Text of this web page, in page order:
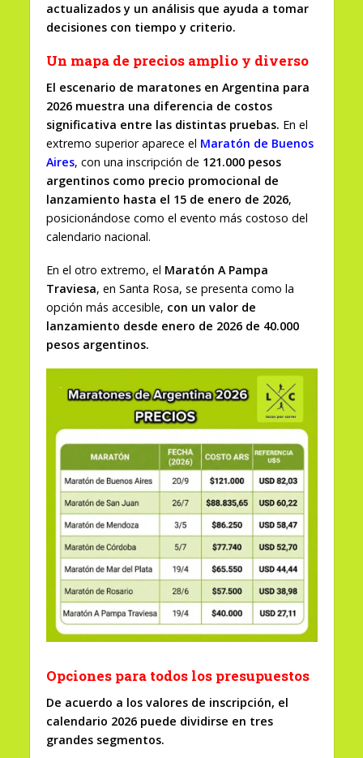
actualizados y un análisis que ayuda a tomar
decisiones con tiempo y criterio.
Un mapa de precios amplio y diverso
El escenario de maratones en Argentina para
2026 muestra una diferencia de costos
significativa entre las distintas pruebas. En el
extremo superior aparece el Maratón de Buenos
Aires, con una inscripción de 121.000 pesos
argentinos como precio promocional de
lanzamiento hasta el 15 de enero de 2026,
posicionándose como el evento más costoso del
calendario nacional.
En el otro extremo, el Maratón A Pampa
Traviesa, en Santa Rosa, se presenta como la
opción más accesible, con un valor de
lanzamiento desde enero de 2026 de 40.000
pesos argentinos.
Opciones para todos los presupuestos
De acuerdo a los valores de inscripción, el
calendario 2026 puede dividirse en tres
grandes segmentos.